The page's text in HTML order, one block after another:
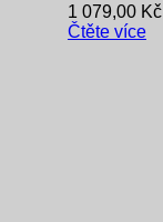
1 079,00 Kč
Čtěte více